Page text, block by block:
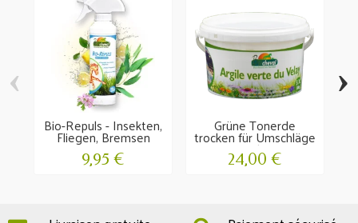
Bio-Repuls - Insekten,
Fliegen, Bremsen
9,95 €
Grüne Tonerde
trocken für Umschläge
1.5 kg
24,00 €
‹ ›